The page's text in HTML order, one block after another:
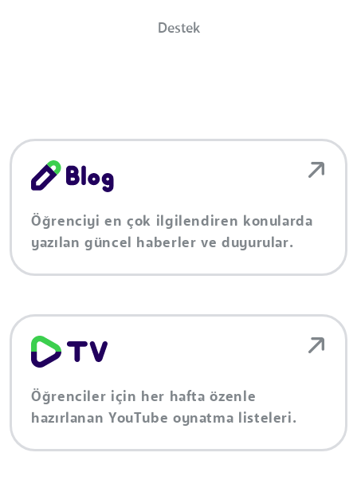
Destek
Öğrenciyi en çok ilgilendiren konularda
yazılan güncel haberler ve duyurular.
Öğrenciler için her hafta özenle
hazırlanan YouTube oynatma listeleri.